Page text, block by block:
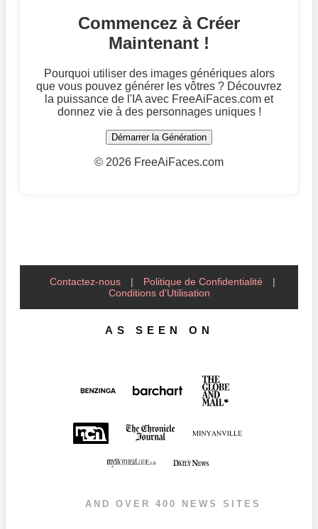
Commencez à Créer
Maintenant !
Pourquoi utiliser des images génériques alors
que vous pouvez générer les vôtres ? Découvrez
la puissance de l'IA avec FreeAiFaces.com et
donnez vie à des personnages uniques !
Démarrer la Génération
© 2026 FreeAiFaces.com
Contactez-nous | Politique de Confidentialité
|
Conditions d'Utilisation
AS SEEN ON
AND OVER 400 NEWS SITES